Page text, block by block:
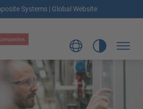
Systems | Global Website